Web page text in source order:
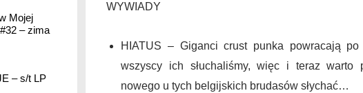
WYWIADY
HIATUS – Giganci crust punka powracają
wszyscy ich słuchaliśmy, więc i teraz warto
nowego u tych belgijskich brudasów słychać…
Mojej
– zima
– s/t LP